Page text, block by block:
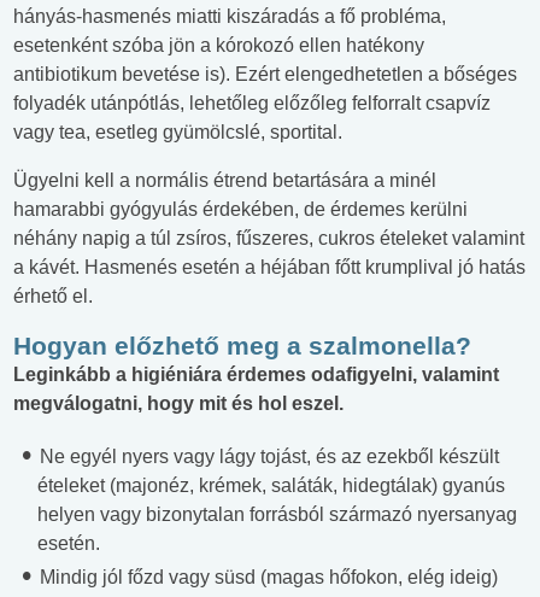
hányás-hasmenés miatti kiszáradás a fő probléma,
esetenként szóba jön a kórokozó ellen hatékony
antibiotikum bevetése is). Ezért elengedhetetlen a bőséges
folyadék utánpótlás, lehetőleg előzőleg felforralt csapvíz
vagy tea, esetleg gyümölcslé, sportital.
Ügyelni kell a normális étrend betartására a minél
hamarabbi gyógyulás érdekében, de érdemes kerülni
néhány napig a túl zsíros, fűszeres, cukros ételeket valamint
a kávét. Hasmenés esetén a héjában főtt krumplival jó hatás
érhető el.
Hogyan előzhető meg a szalmonella?
Leginkább a higiéniára érdemes odafigyelni, valamint
megválogatni, hogy mit és hol eszel.
Ne egyél nyers vagy lágy tojást, és az ezekből készült
ételeket (majonéz, krémek, saláták, hidegtálak) gyanús
helyen vagy bizonytalan forrásból származó nyersanyag
esetén.
Mindig jól főzd vagy süsd (magas hőfokon, elég ideig)